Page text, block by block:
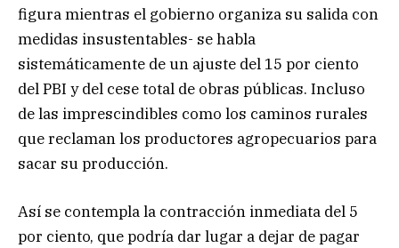
figura mientras el gobierno organiza su salida con
medidas insustentables- se habla
sistemáticamente de un ajuste del 15 por ciento
del PBI y del cese total de obras públicas. Incluso
de las imprescindibles como los caminos rurales
que reclaman los productores agropecuarios para
sacar su producción.
Así se contempla la contracción inmediata del 5
por ciento, que podría dar lugar a dejar de pagar